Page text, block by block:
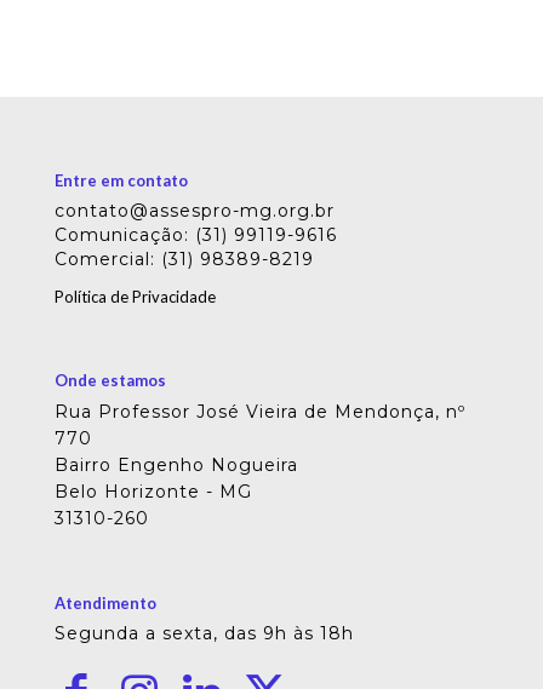
Entre em contato
contato@assespro-mg.org.br
Comunicação: (31) 99119-9616
Comercial: (31) 98389-8219
Política de Privacidade
Onde estamos
Rua Professor José Vieira de Mendonça, nº
770
Bairro Engenho Nogueira
Belo Horizonte - MG
31310-260
Atendimento
Segunda a sexta, das 9h às 18h